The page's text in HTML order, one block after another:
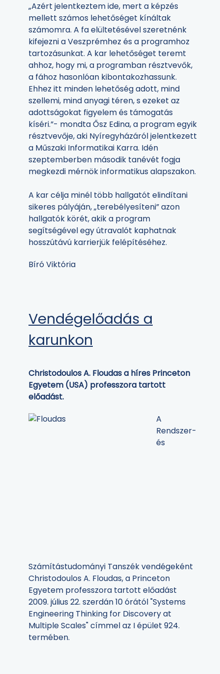
„Azért jelentkeztem ide, mert a képzés
mellett számos lehetőséget kínáltak
számomra. A fa elültetésével szeretnénk
kifejezni a Veszprémhez és a programhoz
tartozásunkat. A kar lehetőséget teremt
ahhoz, hogy mi, a programban résztvevők,
a fához hasonlóan kibontakozhassunk.
Ehhez itt minden lehetőség adott, mind
szellemi, mind anyagi téren, s ezeket az
adottságokat figyelem és támogatás
kíséri.”- mondta Ősz Edina, a program egyik
résztvevője, aki Nyíregyházáról jelentkezett
a Műszaki Informatikai Karra. Idén
szeptemberben második tanévét fogja
megkezdi mérnök informatikus alapszakon.
A kar célja minél több hallgatót elindítani
sikeres pályáján, „terebélyesíteni” azon
hallgatók körét, akik a program
segítségével egy útravalót kaphatnak
hosszútávú karrierjük felépítéséhez.
Bíró Viktória
Vendégelőadás a
karunkon
Christodoulos A. Floudas a híres Princeton
Egyetem (USA) professzora tartott
előadást.
A
Rendszer-
és
Számítástudományi Tanszék vendégeként
Christodoulos A. Floudas, a Princeton
Egyetem professzora tartott előadást
2009. július 22. szerdán 10 órától "Systems
Engineering Thinking for Discovery at
Multiple Scales" címmel az I épület 924.
termében.